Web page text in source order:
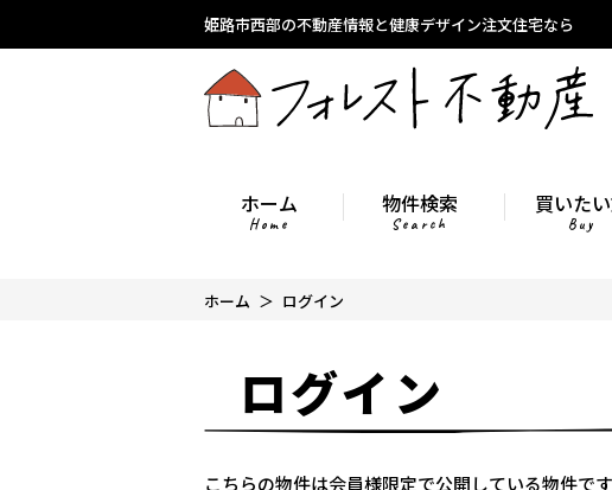
姫路市西部の不動産情報と健康デザイン注文住宅なら
ホーム
Home
物件検索
Search
買いた
Buy
ホーム ログイン
ログイン
こちらの物件は会員様限定で公開している物件で